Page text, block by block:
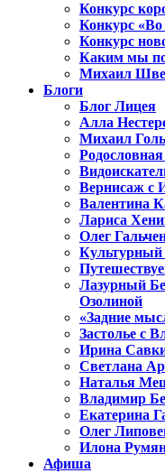
Конкурс
Конкурс «Во
Конкурс
Каким мы
Михаил
Блоги
Блог Лицея
Алла
Михаил
Вернисаж с
Валентина
Лариса
Олег
Культурный
Лазурный
Озолиной
«Задние
Застолье с
Ирина
Светлана
Наталья
Владимир
Екатерина
Олег
Илона
Афиша